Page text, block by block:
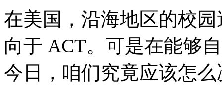
在美国，沿海地区的校
向于 ACT。可是在能够
今日，咱们究竟应该怎